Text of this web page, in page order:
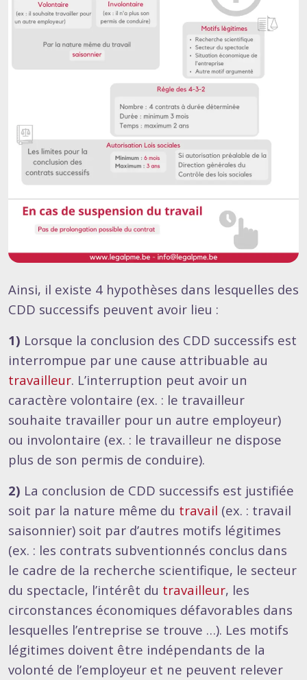
Ainsi, il existe 4 hypothèses dans lesquelles des
CDD successifs peuvent avoir lieu :
1) Lorsque la conclusion des CDD successifs est
interrompue par une cause attribuable au
travailleur. L’interruption peut avoir un
caractère volontaire (ex. : le travailleur
souhaite travailler pour un autre employeur)
ou involontaire (ex. : le travailleur ne dispose
plus de son permis de conduire).
2) La conclusion de CDD successifs est justifiée
soit par la nature même du travail (ex. : travail
saisonnier) soit par d’autres motifs légitimes
(ex. : les contrats subventionnés conclus dans
le cadre de la recherche scientifique, le secteur
du spectacle, l’intérêt du travailleur, les
circonstances économiques défavorables dans
lesquelles l’entreprise se trouve …). Les motifs
légitimes doivent être indépendants de la
volonté de l’employeur et ne peuvent relever